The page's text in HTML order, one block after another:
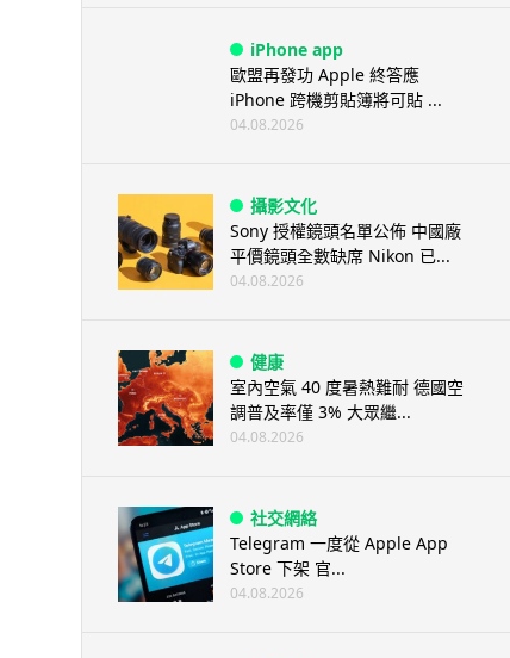
iPhone app
歐盟再發功 Apple 終答應
iPhone 跨機剪貼簿將可貼 ...
04.08.2026
攝影文化
Sony 授權鏡頭名單公佈 中國廠
平價鏡頭全數缺席 Nikon 已...
04.08.2026
健康
室內空氣 40 度暑熱難耐 德國空
調普及率僅 3% 大眾繼...
04.08.2026
社交網絡
Telegram 一度從 Apple App
Store 下架 官...
04.08.2026